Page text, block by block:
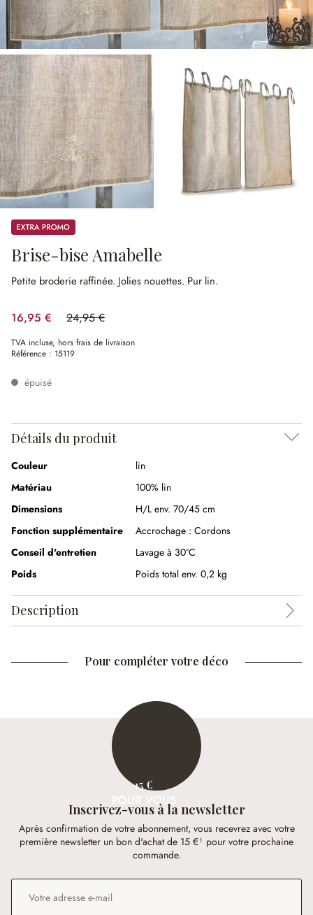
Promos
Brise-bise Amabelle
Petite broderie raffinée. Jolies nouettes. Pur lin.
16,95 € 24,95 €
(32.06%spared)
TVA incluse, hors frais de livraison
Référence : 15119
épuisé
Détails du produit
Couleur
lin
Matériau
100% lin
Dimensions
H/L env. 70/45 cm
Fonction supplémentaire
Accrochage : Cordons
Conseil d'entretien
Lavage à 30°C
Poids
Poids total env. 0,2 kg
Description
Pour compléter votre déco
15 €
POUR VOUS
Inscrivez-vous à la newsletter
Après confirmation de votre abonnement, vous recevrez avec votre
première newsletter un bon d'achat de 15 €¹ pour votre prochaine
commande.
Adresse e-mail